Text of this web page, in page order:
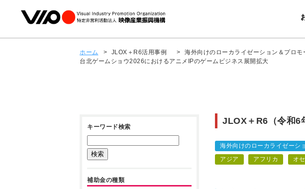
ホーム > JLOX＋R6活用事例 > 海外向けのローカライゼーション＆プロ
台北ゲームショウ2026におけるアニメIPのゲームビジネス展開拡大
JLOX＋R6（令和6
海外向けのローカライゼーシ
アジア
アフリカ オ
キーワード検索
補助金の種類